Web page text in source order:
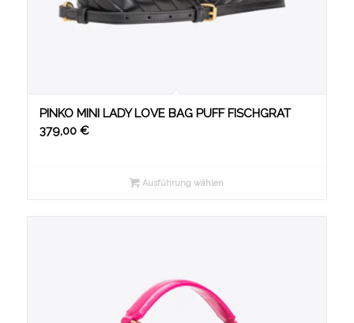
PINKO MINI LADY LOVE BAG PUFF FISCHGRAT
379,00 €
Ausführung wählen